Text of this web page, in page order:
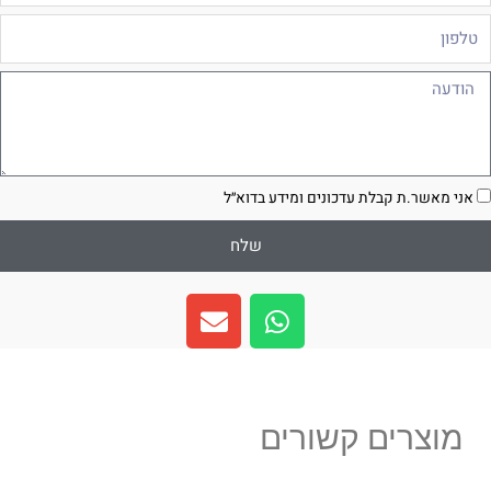
אני מאשר.ת קבלת עדכונים ומידע בדוא״ל
שלח
W
h
a
a
E
n
v
מוצרים קשורים